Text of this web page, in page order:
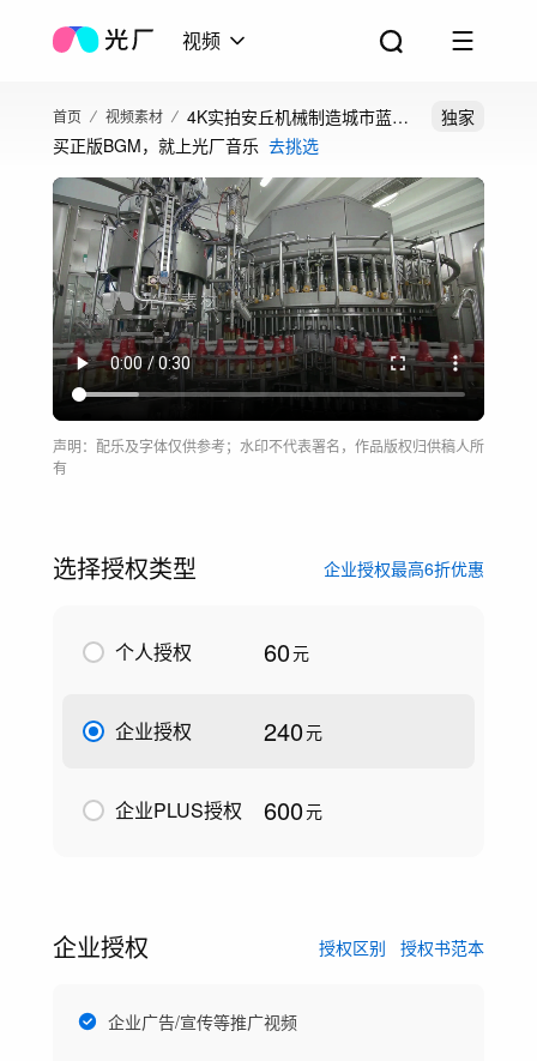
视频
首页 视频素材
4K实拍安丘机械制造城市蓝天
白云
独家
买正版BGM，就上光厂音乐 去挑选
声明：配乐及字体仅供参考；水印不代表署名，作品版权归供稿人所
有
选择授权类型 企业授权最高6折优惠
个人授权 60元
企业授权 240元
企业PLUS授权 600元
企业授权 授权区别 授权书范本
企业广告/宣传等推广视频